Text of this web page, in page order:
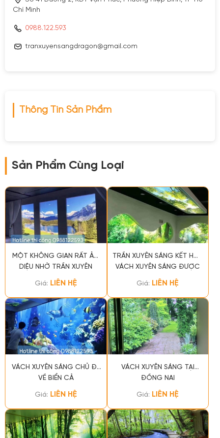
Chí Minh
0988.122.593
tranxuyensangdragon@gmail.com
Thông Tin Sản Phẩm
Sản Phẩm Cùng Loại
MỘT KHÔNG GIAN RẤT ẢO
DIỆU NHỜ TRẦN XUYÊN
SÁNG
Giá: LIÊN HỆ
TRẦN XUYÊN SÁNG KẾT HỢP
VÁCH XUYÊN SÁNG ĐƯỢC
DRAGON THI CÔNG HOÀN
Giá: LIÊN HỆ
VÁCH XUYÊN SÁNG CHỦ ĐỀ
VỀ BIỂN CẢ
Giá: LIÊN HỆ
VÁCH XUYÊN SÁNG TẠI
ĐỒNG NAI
Giá: LIÊN HỆ